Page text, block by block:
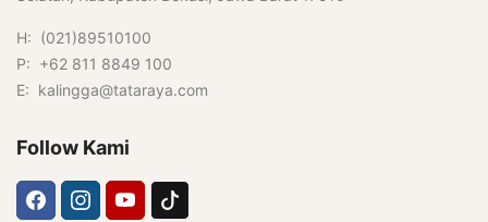
H: (021)89510100
P: +62 811 8849 100
E: kalingga@tataraya.com
Follow Kami